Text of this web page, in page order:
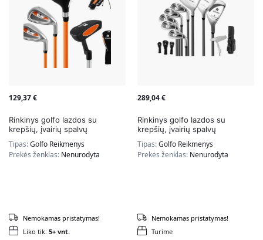
129,37€
Rinkinys golfo lazdos su
krepšių, įvairių spalvų
Tipas:Golfo Reikmenys
Prekės ženklas: Nenurodyta
Liko tik: 5+ vnt.
Nemokamas pristatymas!
289,04€
Rinkinys golfo lazdos su
krepšių, įvairių spalvų
Tipas:Golfo Reikmenys
Prekės ženklas: Nenurodyta
Turime
Nemokamas pristatymas!